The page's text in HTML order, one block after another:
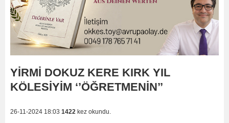
YİRMİ DOKUZ KERE KIRK YIL
KÖLESİYİM ‘’ÖĞRETMENİN’’
26-11-2024 18:03 1422 kez okundu.